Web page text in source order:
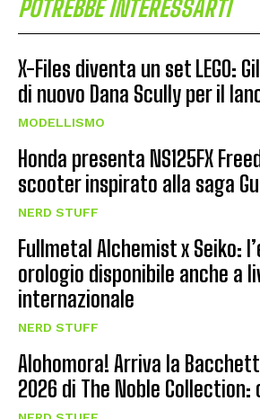
POTREBBE INTERESSARTI
X-Files diventa un set LEGO:
di nuovo Dana Scully per il
MODELLISMO
Honda presenta NS125FX
scooter inspirato alla saga
NERD STUFF
Fullmetal Alchemist x Seiko:
orologio disponibile anche a
internazionale
NERD STUFF
Alohomora! Arriva la
2026 di The Noble